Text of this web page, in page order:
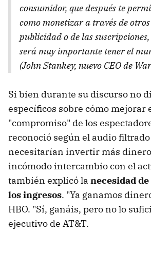
consumidor, que después te
como monetizar a través de
publicidad o de las
será muy importante tener el
(John Stankey, nuevo CEO de
Si bien durante su discurso no
específicos sobre cómo mejorar
"compromiso" de los
reconoció según el audio
necesitarían invertir más
incómodo intercambio con el
también explicó la necesidad
los ingresos. "Ya ganamos
HBO. "Sí, ganáis, pero no lo
ejecutivo de AT&T.